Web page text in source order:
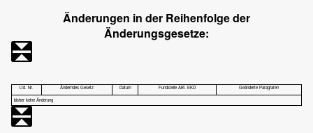
Änderungen in der Reihenfolge der
Änderungsgesetze:
Lfd. Nr. Änderndes Gesetz Datum Fundstelle ABl. EKD
Geänderte Paragrafen
bisher keine Änderung